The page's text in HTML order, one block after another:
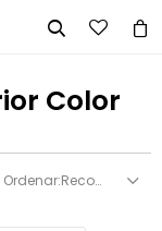

Color
Recomendados